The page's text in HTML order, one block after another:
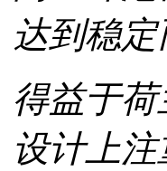
达到稳
得益于
设计上